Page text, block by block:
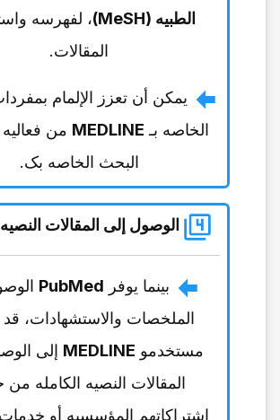
الطبیه (MeSH)
، لفهرسه
المقالات.
یمکن أن تعزز الإلمام
الخاصه بـ MEDLINE من
البحث الخاصه بک.
الوصول إلى المقالات
بینما یوفر PubMed
الملخصات والاستشهادات، قد
مستخدمو MEDLINE إلى
المقالات النصیه الکامله من
اشتراکاتهم المؤسسیه أو خدمات